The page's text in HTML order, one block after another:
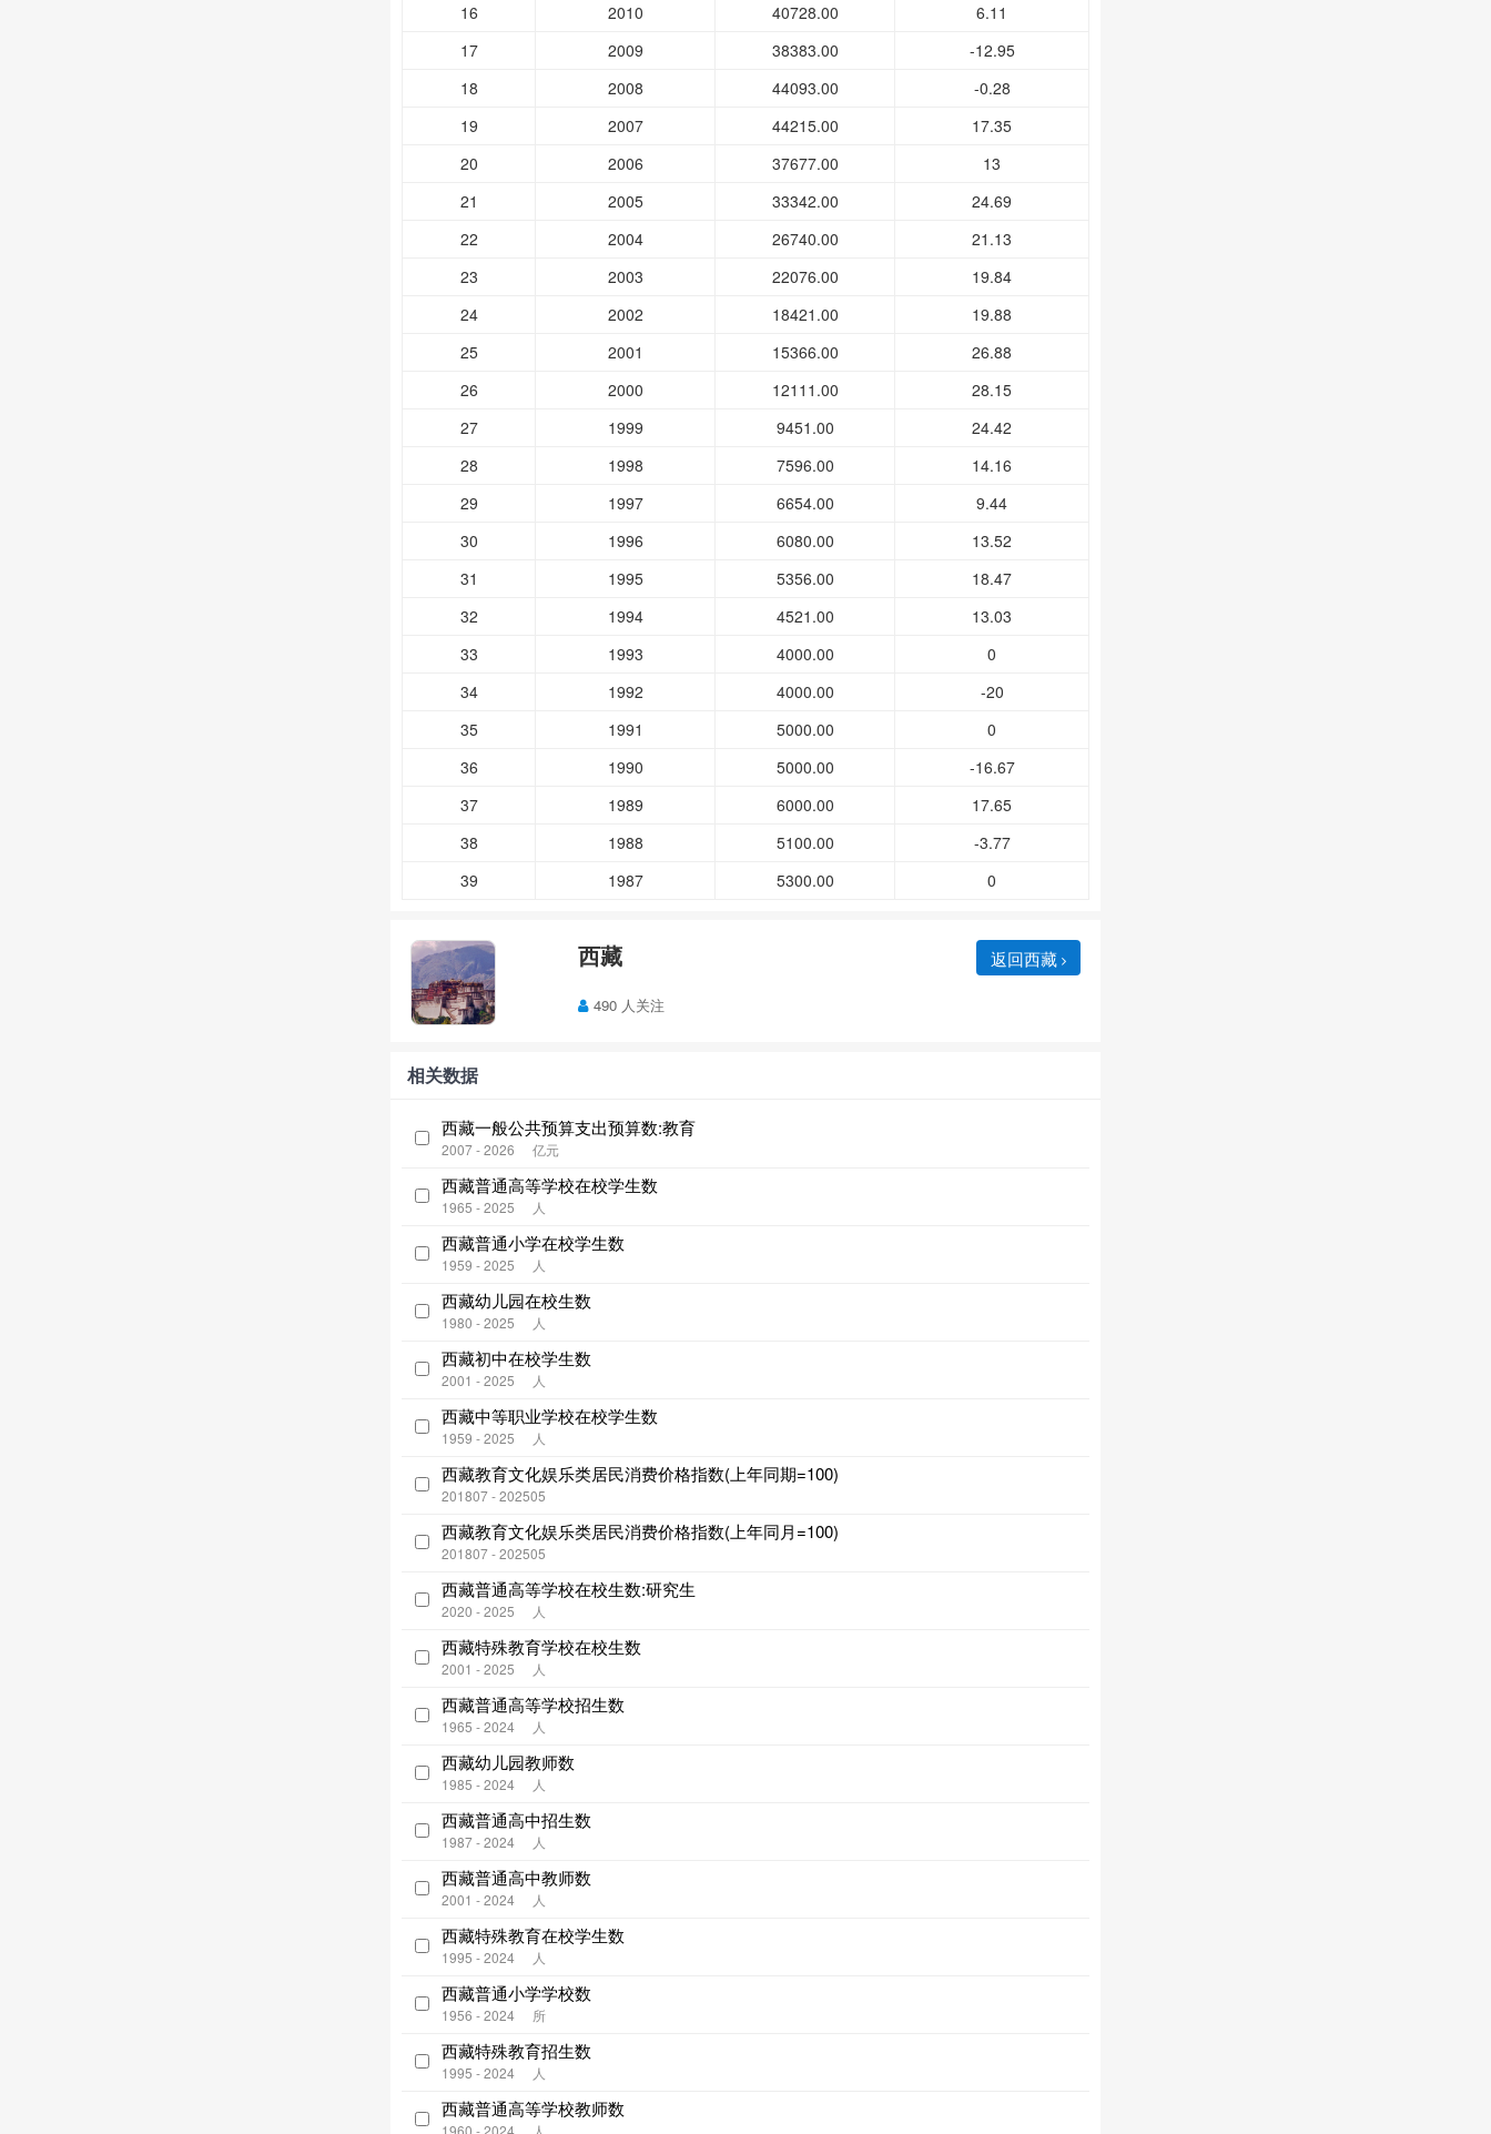
16
2010 40728.00
6.11
17
2009 38383.00
-12.95
18
2008 44093.00
-0.28
19
2007 44215.00
17.35
20
2006 37677.00
13
21
2005 33342.00
24.69
22
2004 26740.00
21.13
23
2003 22076.00
19.84
24
2002 18421.00
19.88
25
2001 15366.00
26.88
26
2000 12111.00
28.15
27
1999 9451.00
24.42
28
1998 7596.00
14.16
29
1997 6654.00
9.44
30
1996 6080.00
13.52
31
1995 5356.00
18.47
32
1994 4521.00
13.03
33
1993 4000.00
0
34
1992 4000.00
-20
35
1991 5000.00
0
36
1990 5000.00
-16.67
37
1989 6000.00
17.65
38
1988 5100.00
-3.77
39
1987 5300.00 0
西藏 返回西藏
490 人关注
相关数据
西藏一般公共预算支出预算数:教育
2007 - 2026 亿元
西藏普通高等学校在校学生数
1965 - 2025 人
西藏普通小学在校学生数
1959 - 2025 人
西藏幼儿园在校生数
1980 - 2025 人
西藏初中在校学生数
2001 - 2025 人
西藏中等职业学校在校学生数
1959 - 2025 人
西藏教育文化娱乐类居民消费价格指数(上年同期=100)
201807 - 202505
西藏教育文化娱乐类居民消费价格指数(上年同月=100)
201807 - 202505
西藏普通高等学校在校生数:研究生
2020 - 2025 人
西藏特殊教育学校在校生数
2001 - 2025 人
西藏普通高等学校招生数
1965 - 2024 人
西藏幼儿园教师数
1985 - 2024 人
西藏普通高中招生数
1987 - 2024 人
西藏普通高中教师数
2001 - 2024 人
西藏特殊教育在校学生数
1995 - 2024 人
西藏普通小学学校数
1956 - 2024 所
西藏特殊教育招生数
1995 - 2024 人
西藏普通高等学校教师数